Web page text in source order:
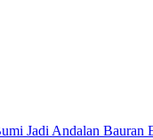
Jadi Andalan